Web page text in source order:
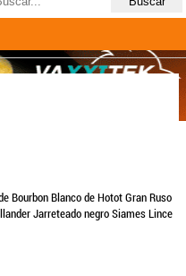
Bourbon Blanco de Hotot Gran Ruso
Jarreteado negro Siames Lince